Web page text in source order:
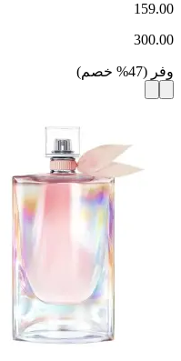
159.00
300.00
وفر (
47
% خصم)